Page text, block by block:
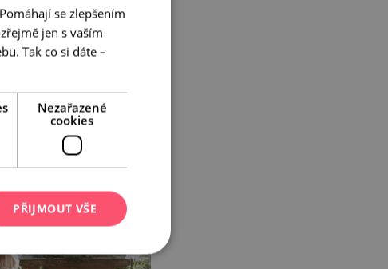
se zlepšením
jen s vaším
Tak co si dáte –
Nezařazené
cookies
PŘIJMOUT VŠE